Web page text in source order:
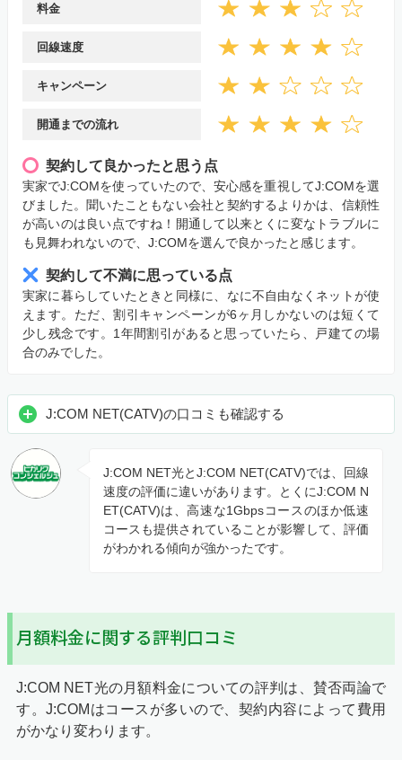
料金
回線速度
キャンペーン
開通までの流れ
契約して良かったと思う点
実家でJ:COMを使っていたので、安心感を重視してJ:COMを選
びました。聞いたこともない会社と契約するよりかは、信頼性
が高いのは良い点ですね！開通して以来とくに変なトラブルに
も見舞われないので、J:COMを選んで良かったと感じます。
契約して不満に思っている点
実家に暮らしていたときと同様に、なに不自由なくネットが使
えます。ただ、割引キャンペーンが6ヶ月しかないのは短くて
少し残念です。1年間割引があると思っていたら、戸建ての場
合のみでした。
J:COM NET(CATV)の口コミも確認する
J:COM NET光とJ:COM NET(CATV)では、回線
速度の評価に違いがあります。とくにJ:COM N
ET(CATV)は、高速な1Gbpsコースのほか低速
コースも提供されていることが影響して、評価
がわかれる傾向が強かったです。
月額料金に関する評判口コミ
J:COM NET光の月額料金についての評判は、賛否両論で
す。J:COMはコースが多いので、契約内容によって費用
がかなり変わります。